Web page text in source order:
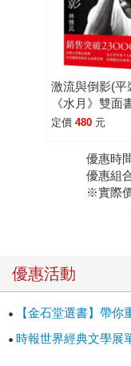
激流與倒影(平
《水月》雙面
定價 480 元
優惠時
優惠組
※實際
優惠活動
【金石堂選書】帶你
時報世界經典文學展